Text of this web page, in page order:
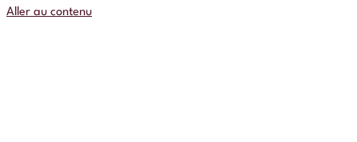
Aller au contenu